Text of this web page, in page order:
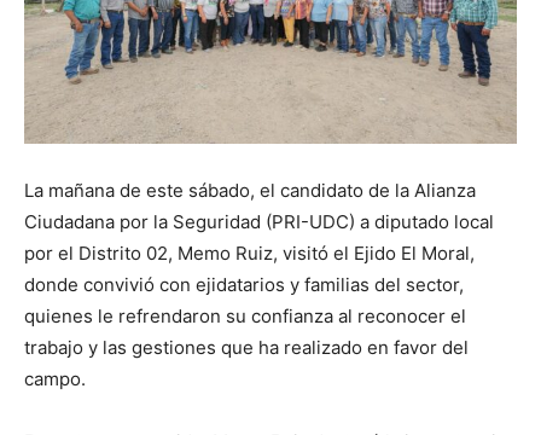
La mañana de este sábado, el candidato de la Alianza
Ciudadana por la Seguridad (PRI-UDC) a diputado local
por el Distrito 02, Memo Ruiz, visitó el Ejido El Moral,
donde convivió con ejidatarios y familias del sector,
quienes le refrendaron su confianza al reconocer el
trabajo y las gestiones que ha realizado en favor del
campo.